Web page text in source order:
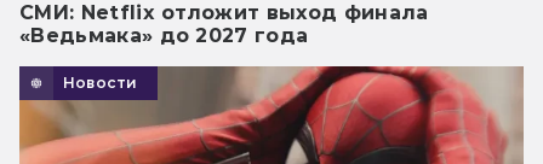
СМИ: Netflix отложит выход финала
«Ведьмака» до 2027 года
Новости